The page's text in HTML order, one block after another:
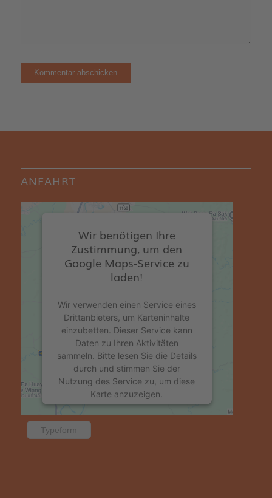
ANFAHRT
Wir benötigen Ihre
Zustimmung, um den
Google Maps-Service zu
laden!
Wir verwenden einen Service eines
Drittanbieters, um Karteninhalte
einzubetten. Dieser Service kann
Daten zu Ihren Aktivitäten
sammeln. Bitte lesen Sie die Details
durch und stimmen Sie der
Nutzung des Service zu, um diese
Karte anzuzeigen.
Mehr Informationen
Typeform